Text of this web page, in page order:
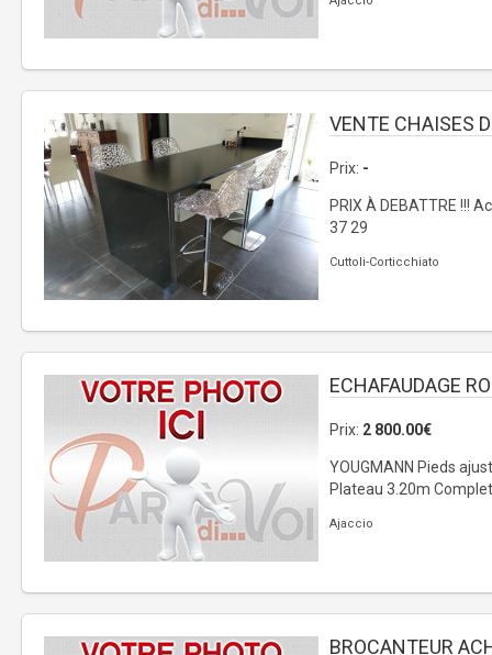
VENTE CHAISES
Prix: -
PRIX À DEBATTRE !!!
37 29
Cuttoli-Corticchiato
ECHAFAUDAGE
Prix: 2 800.00€
YOUGMANN Pieds
Plateau 3.20m
Ajaccio
BROCANTEUR